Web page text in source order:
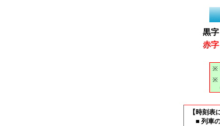
黒
赤
※
※
【時刻表
■ 列車